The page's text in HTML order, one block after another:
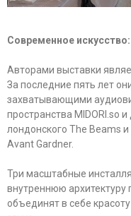
Современное
Авторами выставки
За последние пять лет
захватывающими
пространства MIDORI.so
лондонского The Beams
Avant Gardner.
Три масштабные
внутреннюю
объединят в себе